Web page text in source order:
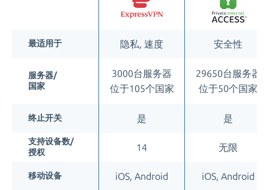
最适用于
服务器/
国家
终止开关
支持设备数/
授权
移动设备
隐私, 速度
3000台服务器
位于105个国家
是
14
iOS, Android
安全性
29650台服务器
位于50个国家
是
无限
iOS, Android